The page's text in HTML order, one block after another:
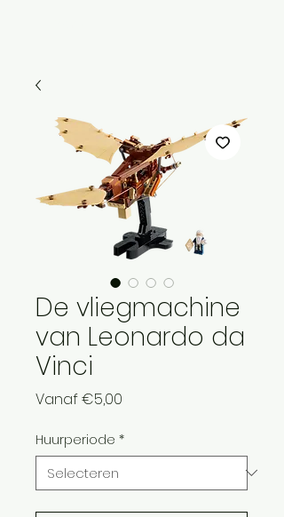
De vliegmachine
van Leonardo da
Vinci
Vanaf€5,00
Huurperiode *